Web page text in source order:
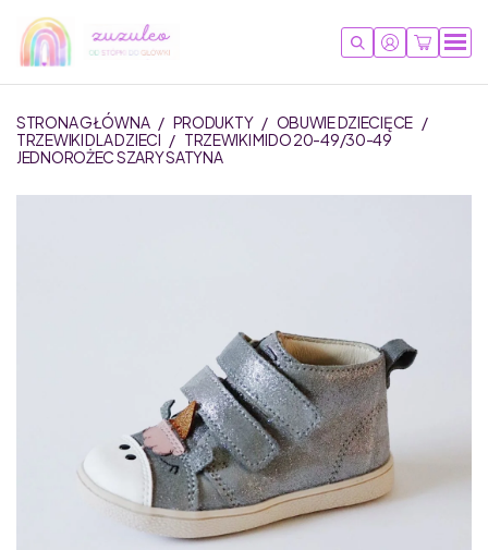
STRONA GŁÓWNA / PRODUKTY / OBUWIE DZIECIĘCE /
TRZEWIKI DLA DZIECI / TRZEWIKI MIDO 20-49/30-49
JEDNOROŻEC SZARY SATYNA